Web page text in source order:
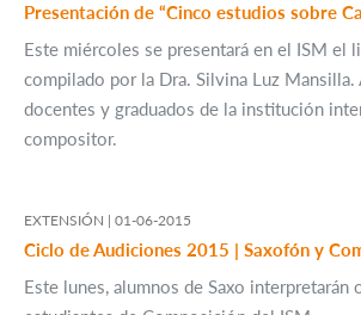
Presentación de “Cinco estudios sobre
Este miércoles se presentará en el ISM el
compilado por la Dra. Silvina Luz Mansilla.
docentes y graduados de la institución
compositor.
EXTENSIÓN | 01-06-2015
Ciclo de Audiciones 2015 | Saxofón y
Este lunes, alumnos de Saxo interpretarán